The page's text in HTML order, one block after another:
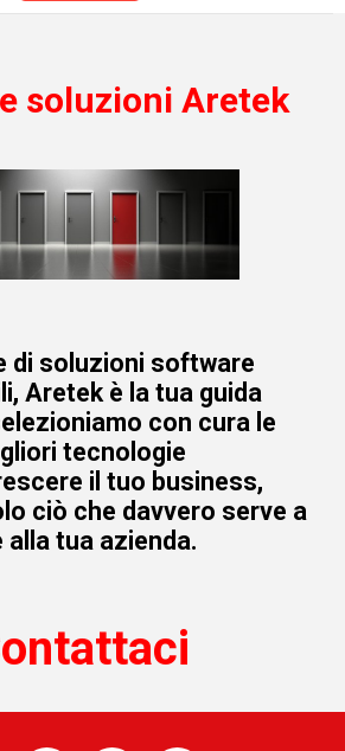
soluzioni Aretek
di soluzioni software
Aretek è la tua guida
con cura le
tecnologie
il tuo business,
ciò che davvero serve a
alla tua azienda.